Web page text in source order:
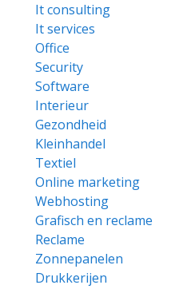
It consulting
It services
Office
Security
Software
Interieur
Gezondheid
Kleinhandel
Textiel
Online marketing
Webhosting
Grafisch en reclame
Reclame
Zonnepanelen
Drukkerijen